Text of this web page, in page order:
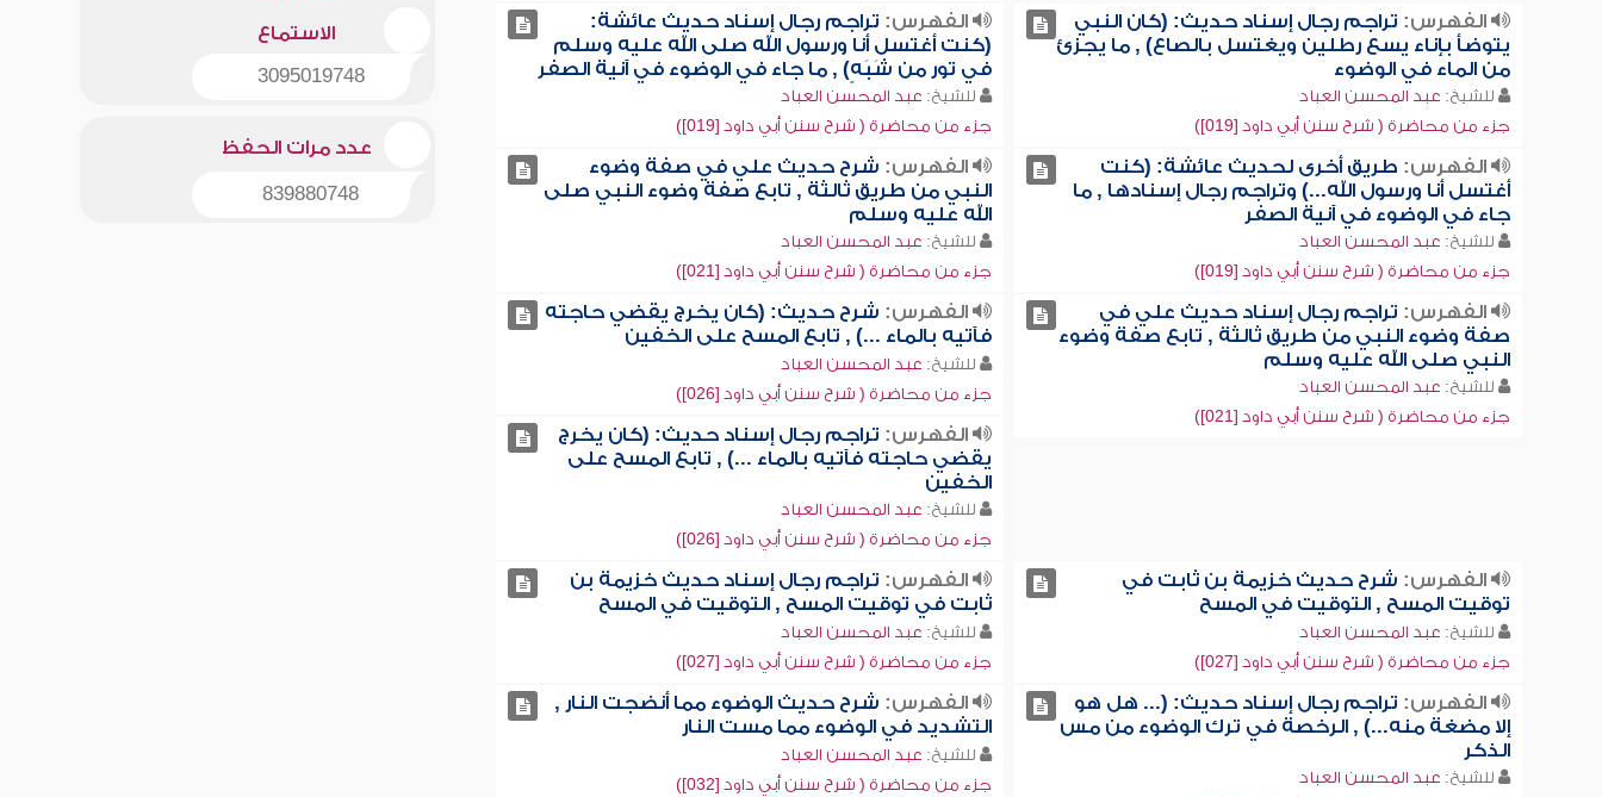
الفهرس: تراجم رجال إسناد حديث: (كان النبي
يتوضأ بإناء يسع رطلين ويغتسل بالصاع) , ما يجزئ
من الماء في الوضوء
للشيخ: عبد المحسن العباد
جزء من محاضرة ( شرح سنن أبي داود [019])
الفهرس: تراجم رجال إسناد حديث عائشة:
(كنت أغتسل أنا ورسول الله صلى الله عليه وسلم
في تور من شَبَهٍ) , ما جاء في الوضوء في آنية الصفر
للشيخ: عبد المحسن العباد
جزء من محاضرة ( شرح سنن أبي داود [019])
الفهرس: طريق أخرى لحديث عائشة: (كنت
أغتسل أنا ورسول الله...) وتراجم رجال إسنادها , ما
جاء في الوضوء في آنية الصفر
للشيخ: عبد المحسن العباد
جزء من محاضرة ( شرح سنن أبي داود [019])
الفهرس: شرح حديث علي في صفة وضوء
النبي من طريق ثالثة , تابع صفة وضوء النبي صلى
الله عليه وسلم
للشيخ: عبد المحسن العباد
جزء من محاضرة ( شرح سنن أبي داود [021])
الفهرس: تراجم رجال إسناد حديث علي في
صفة وضوء النبي من طريق ثالثة , تابع صفة وضوء
النبي صلى الله عليه وسلم
للشيخ: عبد المحسن العباد
جزء من محاضرة ( شرح سنن أبي داود [021])
الفهرس: شرح حديث: (كان يخرج يقضي حاجته
فآتيه بالماء ...) , تابع المسح على الخفين
للشيخ: عبد المحسن العباد
جزء من محاضرة ( شرح سنن أبي داود [026])
الفهرس: تراجم رجال إسناد حديث: (كان يخرج
يقضي حاجته فآتيه بالماء ...) , تابع المسح على
الخفين
للشيخ: عبد المحسن العباد
جزء من محاضرة ( شرح سنن أبي داود [026])
الفهرس: شرح حديث خزيمة بن ثابت في
توقيت المسح , التوقيت في المسح
للشيخ: عبد المحسن العباد
جزء من محاضرة ( شرح سنن أبي داود [027])
الفهرس: تراجم رجال إسناد حديث خزيمة بن
ثابت في توقيت المسح , التوقيت في المسح
للشيخ: عبد المحسن العباد
جزء من محاضرة ( شرح سنن أبي داود [027])
الفهرس: تراجم رجال إسناد حديث: (... هل هو
إلا مضغة منه...) , الرخصة في ترك الوضوء من مس
الذكر
للشيخ: عبد المحسن العباد
الفهرس: شرح حديث الوضوء مما أنضجت النار ,
التشديد في الوضوء مما مست النار
للشيخ: عبد المحسن العباد
جزء من محاضرة ( شرح سنن أبي داود [032])
الاستماع
3095019748
عدد مرات الحفظ
839880748